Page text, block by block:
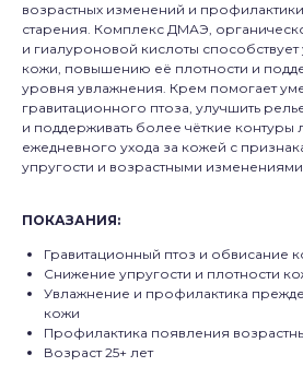
возрастных изменений и
старения. Комплекс ДМАЭ,
и гиалуроновой кислоты
кожи, повышению её плотности и
уровня увлажнения. Крем помогает
гравитационного птоза, улучшить
и поддерживать более чёткие контуры
ежедневного ухода за кожей с
упругости и возрастными
ПОКАЗАНИЯ:
Гравитационный птоз и обвисание
Снижение упругости и плотности
Увлажнение и профилактика
кожи
Профилактика появления
Возраст 25+ лет